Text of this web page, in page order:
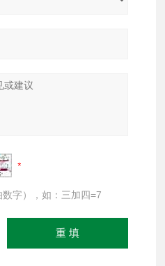
字），如：三加四=7